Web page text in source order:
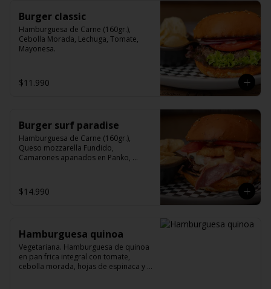
Burger classic
Hamburguesa de Carne (160gr.),
Cebolla Morada, Lechuga, Tomate,
Mayonesa.
$11.990
Burger surf paradise
Hamburguesa de Carne (160gr.),
Queso mozzarella Fundido,
Camarones apanados en Panko,
$14.990
Hamburguesa quinoa
Vegetariana. Hamburguesa de quinoa
en pan frica integral con tomate,
cebolla morada, hojas de espinaca y